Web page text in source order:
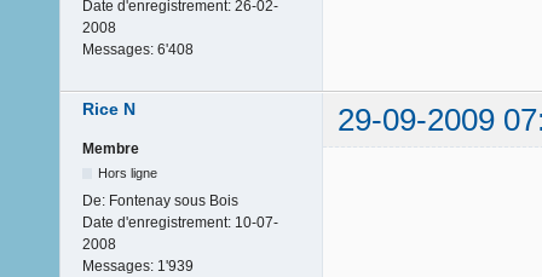
Date d'enregistrement: 26-02-
2008
Messages: 6'408
Rice N 29-09-2009
Membre
Hors ligne
De: Fontenay sous Bois
Date d'enregistrement: 10-07-
2008
Messages: 1'939